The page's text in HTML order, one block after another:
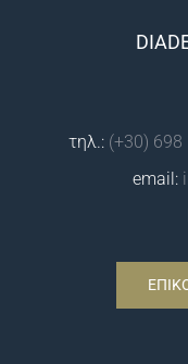
τηλ.: (+30) 698
email: